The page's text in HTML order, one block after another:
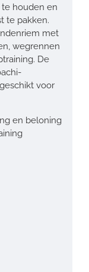
houden en
te pakken.
met
wegrennen
De
voor
en beloning